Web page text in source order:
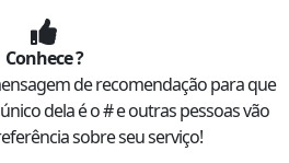
Conhece?
de recomendação paraque
dela é o #e outras pessoas vão
sobre seu serviço!